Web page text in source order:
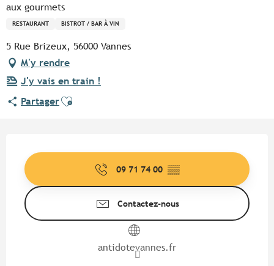
aux gourmets
RESTAURANT BISTROT / BAR À VIN
5 Rue Brizeux, 56000 Vannes
M'y rendre
J'y vais en train !
PartagerAjouter aux favoris
09 71 74 00 ▒▒
Contactez-nous
antidotevannes.fr